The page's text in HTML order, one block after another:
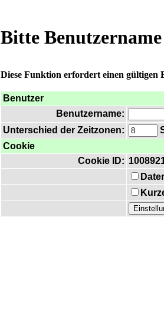
Bitte
Diese Funktion erfordert einen gültigen
Benutzer
Benutzername:
Unterschied der Zeitzonen:
Cookie
Cookie ID: